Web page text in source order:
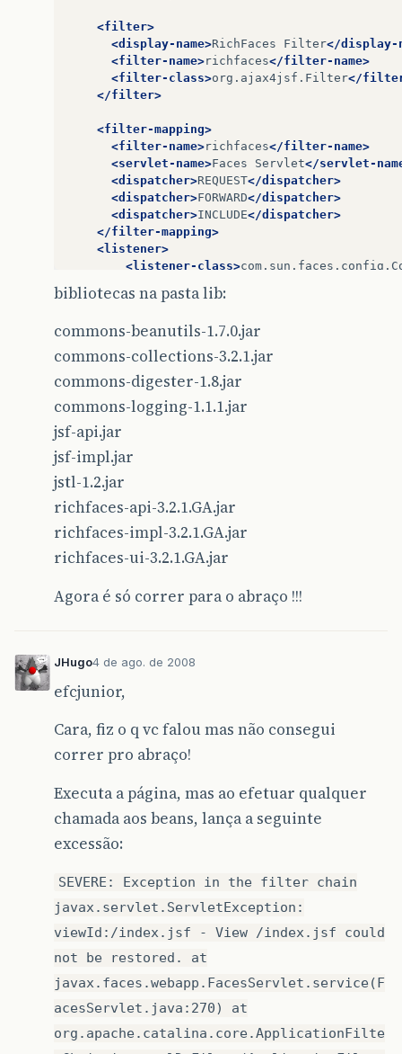
<filter>
<display-name>RichFaces Filter</display-
<filter-name>richfaces</filter-name>
<filter-class>org.ajax4jsf.Filter</
</filter>
<filter-mapping>
<filter-name>richfaces</filter-name>
<servlet-name>Faces Servlet</servlet-
<dispatcher>REQUEST</dispatcher>
<dispatcher>FORWARD</dispatcher>
<dispatcher>INCLUDE</dispatcher>
</filter-mapping>
<listener>
<listener-class>
<servlet>
<servlet-name>Faces Servlet
<load-on-startup>1
</servlet>
<!-- Faces Servlet Mapping -->
<servlet-mapping>
<url-pattern>
</servlet-mapping>
<servlet-mapping>
<servlet-name>Faces
</servlet-mapping>
</login-config>
<welcome-file-list>
</welcome-file-list>
bibliotecas na pasta lib:
commons-beanutils-1.7.0.jar
commons-collections-3.2.1.jar
commons-digester-1.8.jar
commons-logging-1.1.1.jar
jsf-api.jar
jsf-impl.jar
jstl-1.2.jar
richfaces-api-3.2.1.GA.jar
richfaces-impl-3.2.1.GA.jar
richfaces-ui-3.2.1.GA.jar
Agora é só correr para o abraço !!!
JHugo4 de ago. de 2008
efcjunior,
Cara, fiz o q vc falou mas não consegui
correr pro abraço!
Executa a página, mas ao efetuar qualquer
chamada aos beans, lança a seguinte
excessão:
SEVERE: Exception in the filter chain
javax.servlet.ServletException:
viewId:/index.jsf - View /index.jsf could
not be restored. at
javax.faces.webapp.FacesServlet.service(F
acesServlet.java:270) at
org.apache.catalina.core.ApplicationFilte